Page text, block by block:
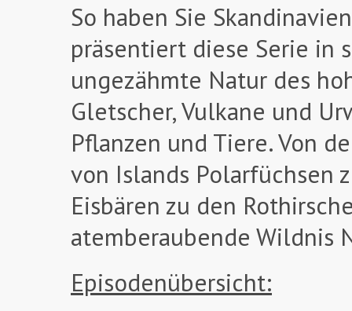
So haben Sie
präsentiert diese Serie in
ungezähmte Natur des
Gletscher, Vulkane und
Pflanzen und Tiere. Von
von Islands Polarfüchsen
Eisbären zu den
atemberaubende Wildnis
Episodenübersicht: